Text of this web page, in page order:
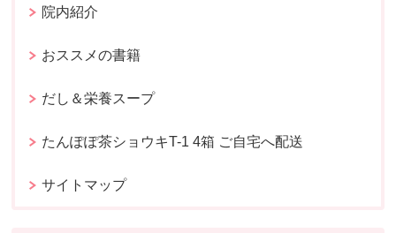
院内紹介
おススメの書籍
だし＆栄養スープ
たんぽぽ茶ショウキT-1 4箱 ご自宅へ配送
サイトマップ